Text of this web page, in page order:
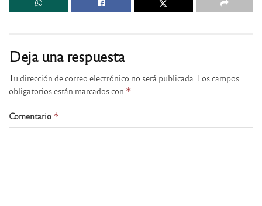
Deja una respuesta
Tu dirección de correo electrónico no será publicada. Los campos
obligatorios están marcados con *
Comentario *